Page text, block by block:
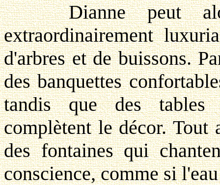
Dianne peut alors
extraordinairement
d'arbres et de buissons.
des banquettes
tandis que des tables
complètent le décor. Tout
des fontaines qui
conscience, comme si